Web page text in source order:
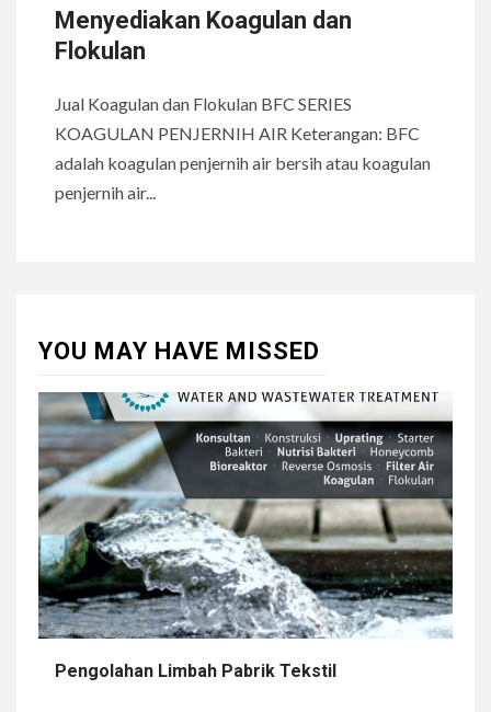
Menyediakan Koagulan dan
Flokulan
Jual Koagulan dan Flokulan BFC SERIES
KOAGULAN PENJERNIH AIR Keterangan: BFC
adalah koagulan penjernih air bersih atau koagulan
penjernih air...
YOU MAY HAVE MISSED
Pengolahan Limbah Pabrik Tekstil